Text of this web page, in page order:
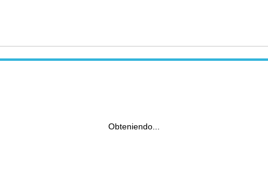
Obteniendo...